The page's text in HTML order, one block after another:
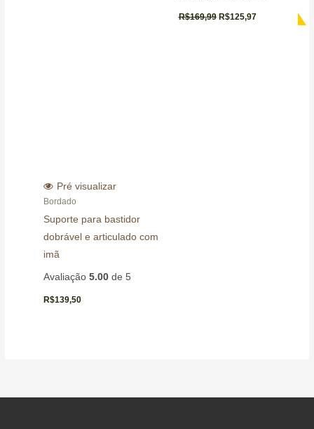
R$169,99 R$125,97
Pré visualizar
Bordado
Suporte para bastidor
dobrável e articulado com
imã
Avaliação5.00 de 5
R$139,50